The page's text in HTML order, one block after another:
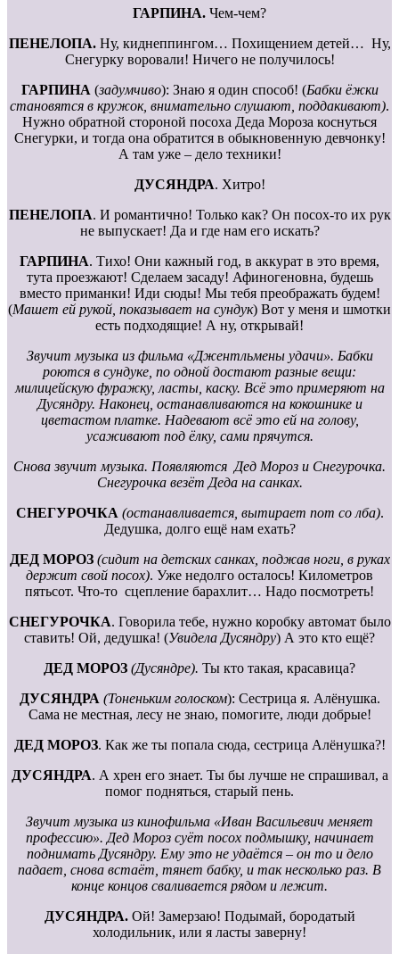
ГАРПИНА. Чем-чем?
ПЕНЕЛОПА.Ну, киднеппингом… Похищением детей… Ну,
Снегурку воровали! Ничего не получилось!
ГАРПИНА (задумчиво): Знаю я один способ! (Бабки ёжки
становятся в кружок, внимательно слушают, поддакивают).
Нужно обратной стороной посоха Деда Мороза коснуться
Снегурки, и тогда она обратится в обыкновенную девчонку!
А там уже – дело техники!
ДУСЯНДРА. Хитро!
ПЕНЕЛОПА. И романтично! Только как? Он посох-то их рук
не выпускает! Да и где нам его искать?
ГАРПИНА. Тихо! Они кажный год, в аккурат в это время,
тута проезжают! Сделаем засаду! Афиногеновна, будешь
вместо приманки! Иди сюды! Мы тебя преображать будем!
(Машет ей рукой, показывает на сундук) Вот у меня и шмотки
есть подходящие! А ну, открывай!
Звучит музыка из фильма «Джентльмены удачи». Бабки
роются в сундуке, по одной достают разные вещи:
милицейскую фуражку, ласты, каску. Всё это примеряют на
Дусяндру. Наконец, останавливаются на кокошнике и
цветастом платке. Надевают всё это ей на голову,
усаживают под ёлку, сами прячутся.
Снова звучит музыка. Появляются Дед Мороз и Снегурочка.
Снегурочка везёт Деда на санках.
СНЕГУРОЧКА (останавливается, вытирает пот со лба).
Дедушка, долго ещё нам ехать?
ДЕД МОРОЗ (сидит на детских санках, поджав ноги, в руках
держит свой посох). Уже недолго осталось! Километров
пятьсот. Что-то сцепление барахлит… Надо посмотреть!
СНЕГУРОЧКА. Говорила тебе, нужно коробку автомат было
ставить! Ой, дедушка! (Увидела Дусяндру) А это кто ещё?
ДЕД МОРОЗ (Дусяндре). Ты кто такая, красавица?
ДУСЯНДРА (Тоненьким голоском): Сестрица я. Алёнушка.
Сама не местная, лесу не знаю, помогите, люди добрые!
ДЕД МОРОЗ. Как же ты попала сюда, сестрица Алёнушка?!
ДУСЯНДРА. А хрен его знает. Ты бы лучше не спрашивал, а
помог подняться, старый пень.
Звучит музыка из кинофильма «Иван Васильевич меняет
профессию». Дед Мороз суёт посох подмышку, начинает
поднимать Дусяндру. Ему это не удаётся – он то и дело
падает, снова встаёт, тянет бабку, и так несколько раз. В
конце концов сваливается рядом и лежит.
ДУСЯНДРА.Ой! Замерзаю! Подымай, бородатый
холодильник, или я ласты заверну!